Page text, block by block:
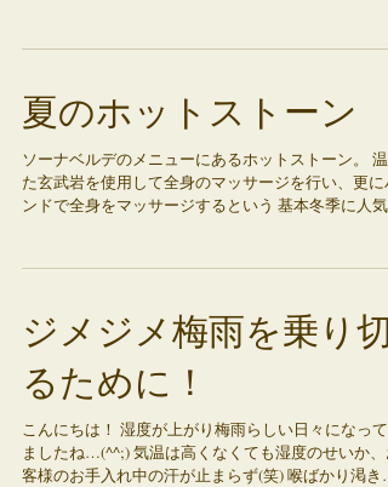
を心よりお待ち申し上げてお...
夏のホットストーン
ソーナベルデのメニューにあるホットストーン。 温
た玄武岩を使用して全身のマッサージを行い、更にハ
ンドで全身をマッサージするという 基本冬季に人気
入ったかのような感覚です。...
ジメジメ梅雨を乗り切
るために！
こんにちは！ 湿度が上がり梅雨らしい日々になって
ましたね…(^^;) 気温は高くなくても湿度のせいか、
客様のお手入れ中の汗が止まらず(笑) 喉ばかり渇き、